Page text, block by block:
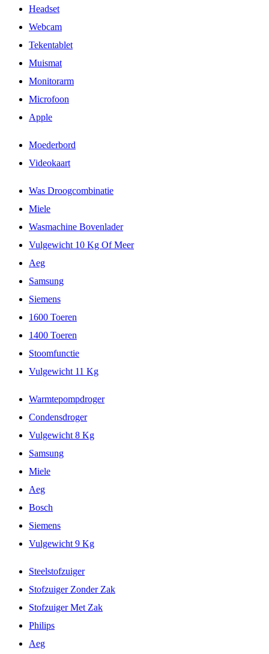
Headset
Webcam
Tekentablet
Muismat
Monitorarm
Microfoon
Apple
Moederbord
Videokaart
Was Droogcombinatie
Miele
Wasmachine Bovenlader
Vulgewicht 10 Kg Of Meer
Aeg
Samsung
Siemens
1600 Toeren
1400 Toeren
Stoomfunctie
Vulgewicht 11 Kg
Warmtepompdroger
Condensdroger
Vulgewicht 8 Kg
Samsung
Miele
Aeg
Bosch
Siemens
Vulgewicht 9 Kg
Steelstofzuiger
Stofzuiger Zonder Zak
Stofzuiger Met Zak
Philips
Aeg